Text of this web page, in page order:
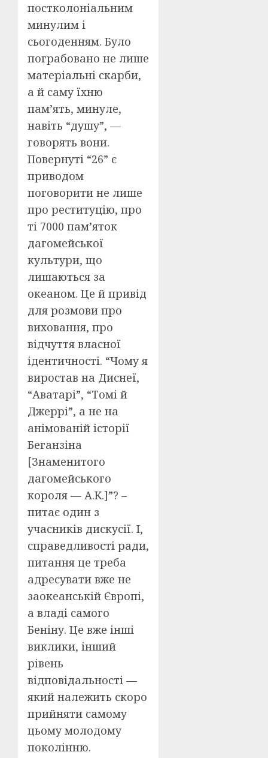
постколоніальним
минулим і
сьогоденням. Було
пограбовано не лише
матеріальні скарби,
а й саму їхню
пам’ять, минуле,
навіть “душу”, —
говорять вони.
Повернуті “26” є
приводом
поговорити не лише
про реституцію, про
ті 7000 пам’яток
дагомейської
культури, що
лишаються за
океаном. Це й привід
для розмови про
виховання, про
відчуття власної
ідентичності. “Чому я
виростав на Диснеї,
“Аватарі”, “Томі й
Джеррі”, а не на
анімованій історії
Беганзіна
[Знаменитого
дагомейського
короля — А.К.]”? –
питає один з
учасників дискусії. І,
справедливості ради,
питання це треба
адресувати вже не
заокеанській Європі,
а владі самого
Беніну. Це вже інші
виклики, інший
рівень
відповідальності —
який належить скоро
прийняти самому
цьому молодому
поколінню.